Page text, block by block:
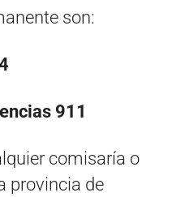
son:
911
comisaría o
provincia de